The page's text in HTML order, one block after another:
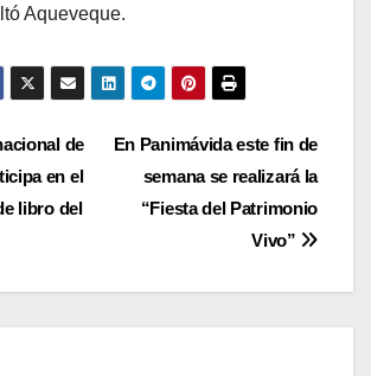
Aqueveque.
En Panimávida este fin de
semana se realizará la
“Fiesta del Patrimonio
Vivo”
de
en el
libro del